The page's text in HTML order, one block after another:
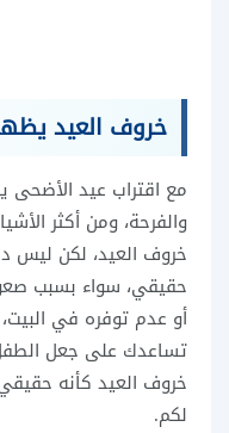
خروف العيد
مع اقتراب عيد الأضحى
والفرحة، ومن أكثر
خروف العيد، لكن ليس
حقيقي، سواء بسبب
أو عدم توفره في
تساعدك على جعل
خروف العيد كأنه
لكم.